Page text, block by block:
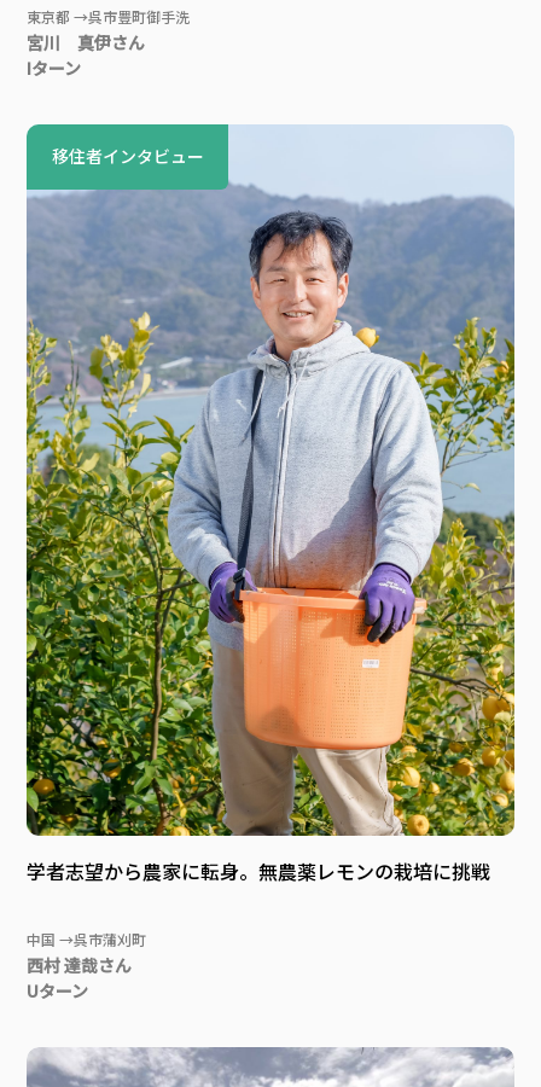
東京都 →呉市豊町御手洗
宮川 真伊さん
Iターン
移住者インタビュー
学者志望から農家に転身。無農薬レモンの栽培に挑戦
中国 →呉市蒲刈町
西村 達哉さん
Uターン